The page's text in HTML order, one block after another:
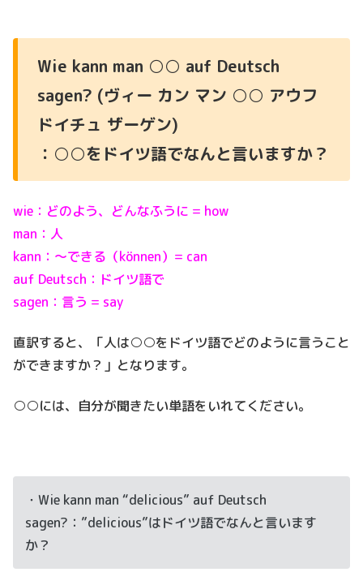
Wie kann man ○○ auf Deutsch
sagen? (ヴィー カン マン ○○ アウフ
ドイチュ ザーゲン)
：○○をドイツ語でなんと言いますか？
wie：どのよう、どんなふうに = how
man：人
kann：～できる（können）= can
auf Deutsch：ドイツ語で
sagen：言う = say
直訳すると、「人は○○をドイツ語でどのように言うこと
ができますか？」となります。
○○には、自分が聞きたい単語をいれてください。
・Wie kann man “delicious” auf Deutsch
sagen?：”delicious”はドイツ語でなんと言います
か？